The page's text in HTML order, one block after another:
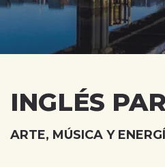
INGLÉS
ARTE, MÚSICA Y